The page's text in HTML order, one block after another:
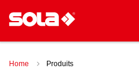
Home Produits